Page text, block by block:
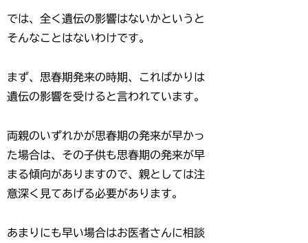
では、全く遺伝の影響はないかというと
そんなことはないわけです。
まず、思春期発来の時期、こればかりは
遺伝の影響を受けると言われています。
両親のいずれかが思春期の発来が早かっ
た場合は、その子供も思春期の発来が早
まる傾向がありますので、親としては注
意深く見てあげる必要があります。
あまりにも早い場合はお医者さんに相談